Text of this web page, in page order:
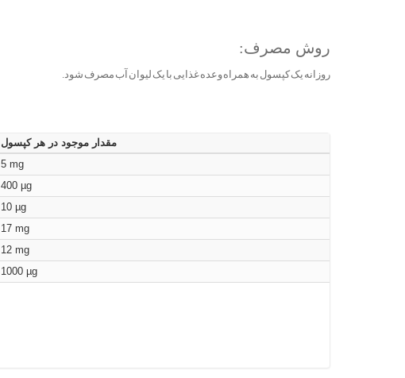
روش مصرف:
روزانه یک کپسول به همراه وعده غذایی با یک لیوان آب مصرف شود.
مقدار موجود در هر کپسول
5 mg
400 µg
10 µg
17 mg
12 mg
1000 µg